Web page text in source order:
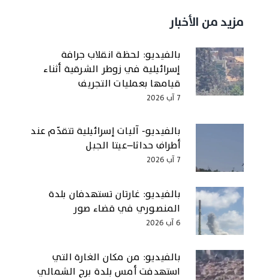
مزيد من الأخبار
بالفيديو: لحظة انقلاب جرافة
إسرائيلية في زوطر الشرقية أثناء
قيامها بعمليات التجريف
7 آب 2026
بالفيديو- آليات إسرائيلية تتقدّم عند
أطراف حداثا–عيتا الجبل
7 آب 2026
بالفيديو: غارتان تستهدفان بلدة
المنصوري في قضاء صور
6 آب 2026
بالفيديو: من مكان الغارة التي
استهدفت أمس بلدة برج الشمالي